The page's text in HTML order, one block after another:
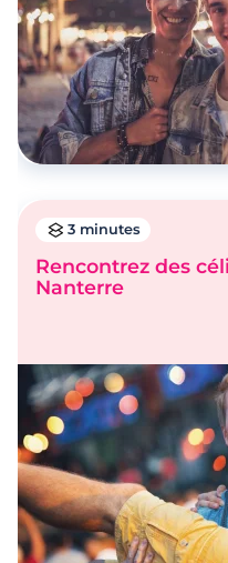
3 minutes
Célibataire : êtes-
3 minutes
Rencontrez des
Nanterre